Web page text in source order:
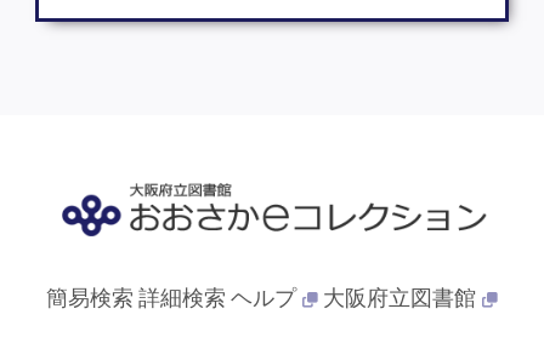
簡易検索 詳細検索 ヘルプ 大阪府立図書館